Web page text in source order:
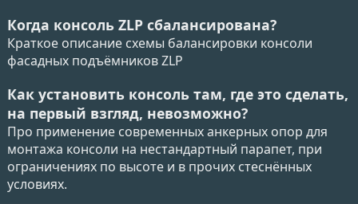
Когда консоль ZLP сбалансирована?
Краткое описание схемы балансировки консоли
фасадных подъёмников ZLP
Как установить консоль там, где это сделать,
на первый взгляд, невозможно?
Про применение современных анкерных опор для
монтажа консоли на нестандартный парапет, при
ограничениях по высоте и в прочих стеснённых
условиях.